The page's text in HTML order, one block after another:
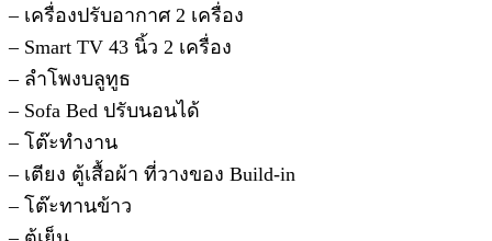
– เครื่องปรับอากาศ 2 เครื่อง
– Smart TV 43 นิ้ว 2 เครื่อง
– ลำโพงบลูทูธ
– Sofa Bed ปรับนอนได้
– โต๊ะทำงาน
– เตียง ตู้เสื้อผ้า ที่วางของ Build-in
– โต๊ะทานข้าว